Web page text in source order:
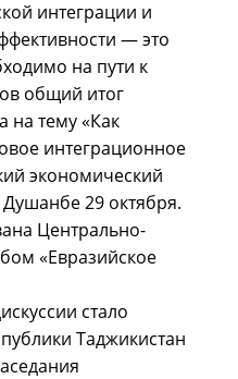
интеграции и
— это
на пути к
общий итог
на тему «Как
интеграционное
экономический
29 октября.
Центрально-
«Евразийское
стало
Таджикистан